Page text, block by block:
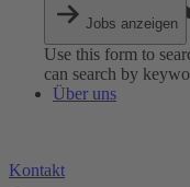
Jobs anzeigen
Use this form to
can search by
Über uns
Kontakt